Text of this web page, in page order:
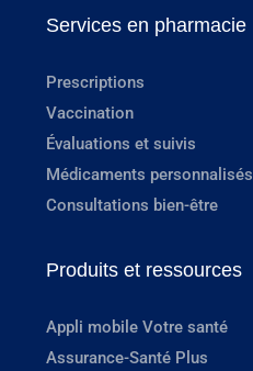
Services en pharmacie
Prescriptions
Vaccination
Évaluations et suivis
Médicaments personnalisés
Consultations bien-être
Produits et ressources
Appli mobile Votre santé
Assurance-Santé Plus